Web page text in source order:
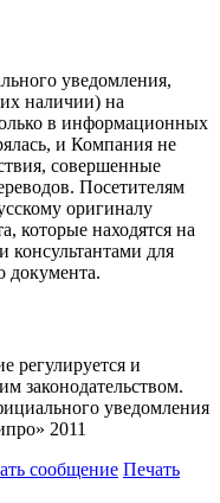
уведомления,
наличии) на
в информационных
и Компания не
совершенные
Посетителям
оригиналу
которые находятся на
консультантами для
документа.
регулируется и
законодательством.
уведомления
2011
сообщение Печать